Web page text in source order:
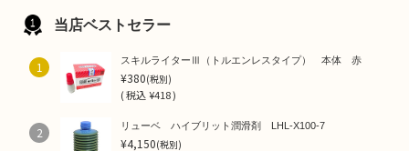
当店ベストセラー
1 スキルライターⅢ（トルエンレスタイプ） 本体 赤
¥380(税別)
(税込¥418 )
2 リューベ ハイブリット潤滑剤 LHL-X100-7
¥4,150(税別)